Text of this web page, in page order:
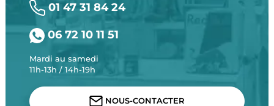
01 47 31 84 24
06 72 10 11 51
Mardi au samedi
11h-13h / 14h-19h
NOUS-CONTACTER